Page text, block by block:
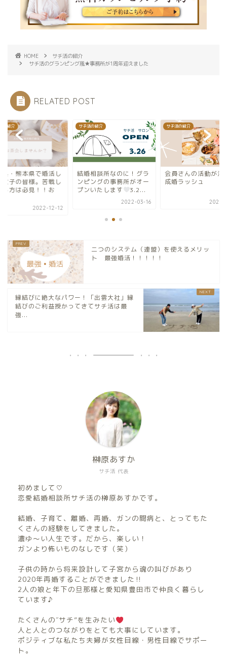
HOME
サチ活の紹介
サチ活のグランピング風★事務所が1周年迎えました
RELATED POST
の紹介
県・熊本県で婚活し
女子の皆様。苦戦し
る方は必見！！お
2022-12-12
サチ活の紹介
結婚相談所なのに！グラ
ンピングの事務所がオー
プンいたします
3.2...
2022-03-16
サチ活の紹介
会員さんの活動が活
成婚ラッシュ
2022-
二つのシステム（連盟）を使えるメリッ
ト 最強婚活！！！！！
縁結びに絶大なパワー！「出雲大社」縁
結びのご利益授かってきてサチ活は最
強...
サチ活 代表
榊原あすか
初めまして♡
恋愛結婚相談所サチ活の榊原あすかです。
結婚、子育て、離婚、再婚、ガンの闘病と、とってもた
くさんの経験をしてきました。
濃ゆ〜い人生です。だから、楽しい！
ガンより怖いものなしです（笑）
子供の時から将来設計して子宮から魂の叫びがあり
2020年再婚することができました‼︎
2人の娘と年下の旦那様と愛知県豊田市で仲良く暮らし
ています♪
たくさんの″サチ”を生みたい
人と人とのつながりをとても大事にしています。
ポジティブな私たち夫婦が女性目線・男性目線でサポー
ト。